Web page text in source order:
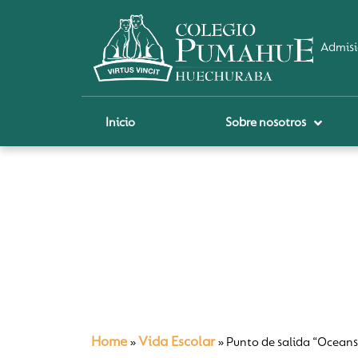
Inicio Sobre nosotros
Home » Vida Escolar» Punto de salida “Oceans